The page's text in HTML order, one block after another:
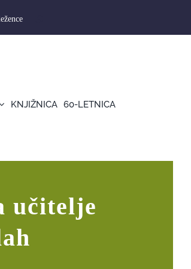
KNJIŽNICA 60-LETNICA
učitelje